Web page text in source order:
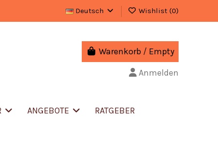
Deutsch Wishlist (0)
Warenkorb / Empty
Anmelden
ANGEBOTE
RATGEBER